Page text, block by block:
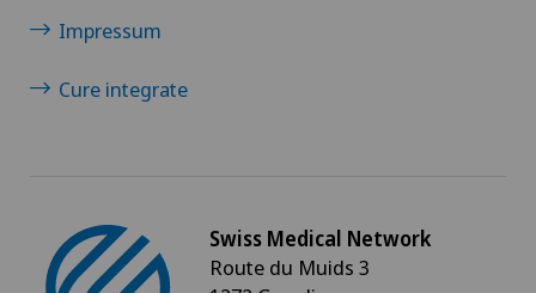
Genolier Innovation Hub SA
Impressum
Cure integrate
Swiss Medical Network
Route du Muids 3